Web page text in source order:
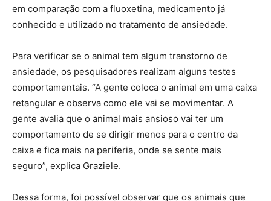
em comparação com a fluoxetina, medicamento já
conhecido e utilizado no tratamento de ansiedade.
Para verificar se o animal tem algum transtorno de
ansiedade, os pesquisadores realizam alguns testes
comportamentais. “A gente coloca o animal em uma caixa
retangular e observa como ele vai se movimentar. A
gente avalia que o animal mais ansioso vai ter um
comportamento de se dirigir menos para o centro da
caixa e fica mais na periferia, onde se sente mais
seguro”, explica Graziele.
Dessa forma, foi possível observar que os animais que